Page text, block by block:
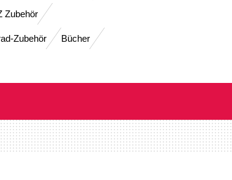
Zubehör
Zubehör Bücher